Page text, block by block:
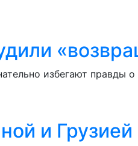
избегают правды
и